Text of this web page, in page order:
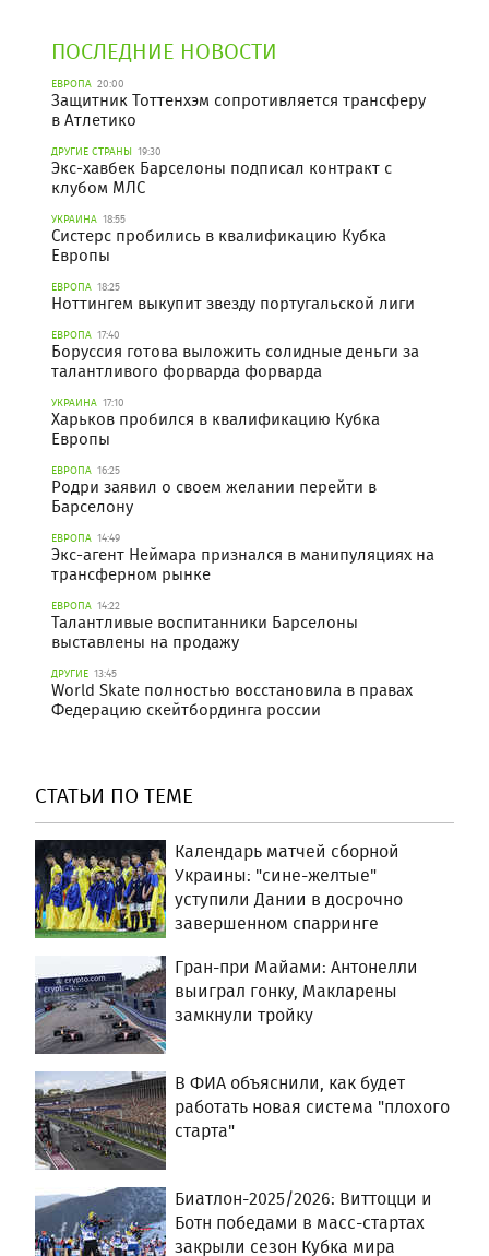
ПОСЛЕДНИЕ НОВОСТИ
ЕВРОПА 20:00
Защитник Тоттенхэм сопротивляется трансферу
в Атлетико
ДРУГИЕ СТРАНЫ 19:30
Экс-хавбек Барселоны подписал контракт с
клубом МЛС
УКРАИНА 18:55
Систерс пробились в квалификацию Кубка
Европы
ЕВРОПА 18:25
Ноттингем выкупит звезду португальской лиги
ЕВРОПА 17:40
Боруссия готова выложить солидные деньги за
талантливого форварда форварда
УКРАИНА 17:10
Харьков пробился в квалификацию Кубка
Европы
ЕВРОПА 16:25
Родри заявил о своем желании перейти в
Барселону
ЕВРОПА 14:49
Экс-агент Неймара признался в манипуляциях на
трансферном рынке
ЕВРОПА 14:22
Талантливые воспитанники Барселоны
выставлены на продажу
ДРУГИЕ 13:45
World Skate полностью восстановила в правах
Федерацию скейтбординга россии
СТАТЬИ ПО ТЕМЕ
Календарь матчей сборной
Украины: "сине-желтые"
уступили Дании в досрочно
завершенном спарринге
Гран-при Майами: Антонелли
выиграл гонку, Макларены
замкнули тройку
В ФИА объяснили, как будет
работать новая система "плохого
старта"
Биатлон-2025/2026: Виттоцци и
Ботн победами в масс-стартах
закрыли сезон Кубка мира